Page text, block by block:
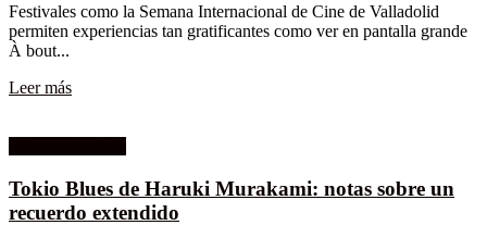
Festivales como la Semana Internacional de Cine de Valladolid
permiten experiencias tan gratificantes como ver en pantalla grande
À bout...
Leer más
Tokio Blues de Haruki Murakami: notas sobre un
recuerdo extendido